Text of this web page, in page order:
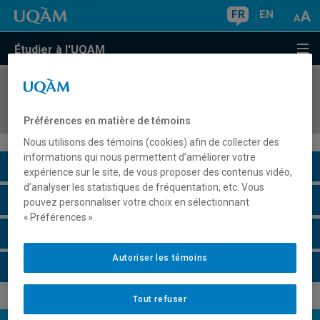
FR EN
Étudier à l'UQAM
COURS//
Description du cours
Horaire - Été 2026
Préférences en matière de témoins
Nous utilisons des témoins (cookies) afin de collecter des
informations qui nous permettent d’améliorer votre
expérience sur le site, de vous proposer des contenus vidéo,
d’analyser les statistiques de fréquentation, etc. Vous
pouvez personnaliser votre choix en sélectionnant
« Préférences ».
Tout refuser
Autoriser les témoins